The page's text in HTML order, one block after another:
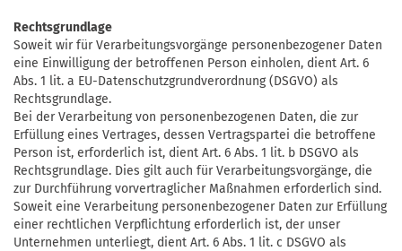
Rechtsgrundlage
Soweit wir für Verarbeitungsvorgänge personenbezogener Daten
eine Einwilligung der betroffenen Person einholen, dient Art. 6
Abs. 1 lit. a EU-Datenschutzgrundverordnung (DSGVO) als
Rechtsgrundlage.
Bei der Verarbeitung von personenbezogenen Daten, die zur
Erfüllung eines Vertrages, dessen Vertragspartei die betroffene
Person ist, erforderlich ist, dient Art. 6 Abs. 1 lit. b DSGVO als
Rechtsgrundlage. Dies gilt auch für Verarbeitungsvorgänge, die
zur Durchführung vorvertraglicher Maßnahmen erforderlich sind.
Soweit eine Verarbeitung personenbezogener Daten zur Erfüllung
einer rechtlichen Verpflichtung erforderlich ist, der unser
Unternehmen unterliegt, dient Art. 6 Abs. 1 lit. c DSGVO als